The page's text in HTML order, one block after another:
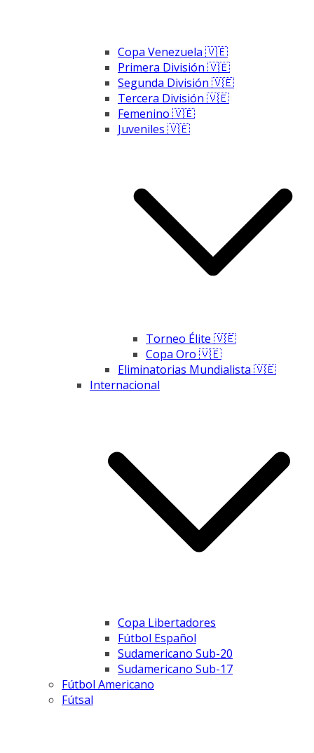
Copa Venezuela 🇻🇪
Primera División 🇻🇪
Segunda División 🇻🇪
Tercera División 🇻🇪
Femenino 🇻🇪
Juveniles 🇻🇪
Torneo Élite 🇻🇪
Copa Oro 🇻🇪
Eliminatorias Mundialista 🇻🇪
Internacional
Copa Libertadores
Fútbol Español
Sudamericano Sub-20
Sudamericano Sub-17
Fútbol Americano
Fútsal